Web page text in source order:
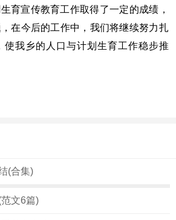
育宣传教育工作取得了一定的成绩，
在今后的工作中，我们将继续努力扎
使我乡的人口与计划生育工作稳步推
(合集)
文6篇)